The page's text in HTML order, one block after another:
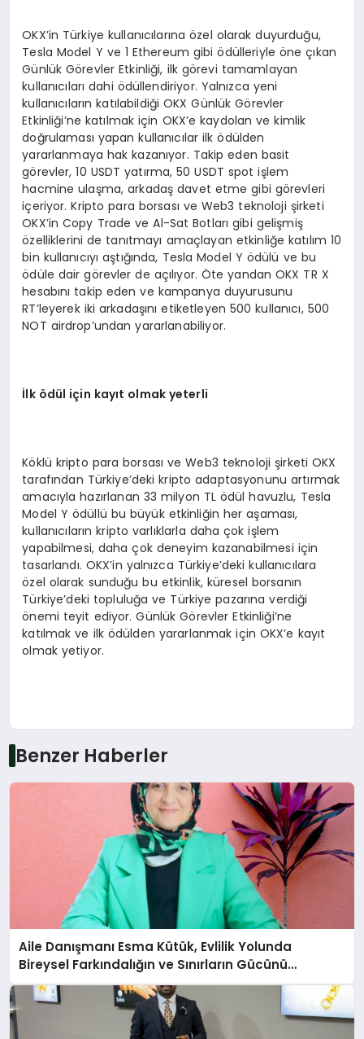
OKX’in Türkiye kullanıcılarına özel olarak duyurduğu,
Tesla Model Y ve 1 Ethereum gibi ödülleriyle öne çıkan
Günlük Görevler Etkinliği, ilk görevi tamamlayan
kullanıcıları dahi ödüllendiriyor. Yalnızca yeni
kullanıcıların katılabildiği OKX Günlük Görevler
Etkinliği’ne katılmak için OKX’e kaydolan ve kimlik
doğrulaması yapan kullanıcılar ilk ödülden
yararlanmaya hak kazanıyor. Takip eden basit
görevler, 10 USDT yatırma, 50 USDT spot işlem
hacmine ulaşma, arkadaş davet etme gibi görevleri
içeriyor. Kripto para borsası ve Web3 teknoloji şirketi
OKX’in Copy Trade ve Al-Sat Botları gibi gelişmiş
özelliklerini de tanıtmayı amaçlayan etkinliğe katılım 10
bin kullanıcıyı aştığında, Tesla Model Y ödülü ve bu
ödüle dair görevler de açılıyor. Öte yandan OKX TR X
hesabını takip eden ve kampanya duyurusunu
RT’leyerek iki arkadaşını etiketleyen 500 kullanıcı, 500
NOT airdrop’undan yararlanabiliyor.
İlk ödül için kayıt olmak yeterli
Köklü kripto para borsası ve Web3 teknoloji şirketi OKX
tarafından Türkiye’deki kripto adaptasyonunu artırmak
amacıyla hazırlanan 33 milyon TL ödül havuzlu, Tesla
Model Y ödüllü bu büyük etkinliğin her aşaması,
kullanıcıların kripto varlıklarla daha çok işlem
yapabilmesi, daha çok deneyim kazanabilmesi için
tasarlandı. OKX’in yalnızca Türkiye’deki kullanıcılara
özel olarak sunduğu bu etkinlik, küresel borsanın
Türkiye’deki topluluğa ve Türkiye pazarına verdiği
önemi teyit ediyor. Günlük Görevler Etkinliği’ne
katılmak ve ilk ödülden yararlanmak için OKX’e kayıt
olmak yetiyor.
Benzer Haberler
Aile Danışmanı Esma Kütük, Evlilik Yolunda
Bireysel Farkındalığın ve Sınırların Gücünü
Anlatıyor